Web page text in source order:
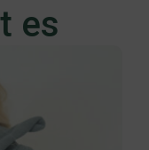
es